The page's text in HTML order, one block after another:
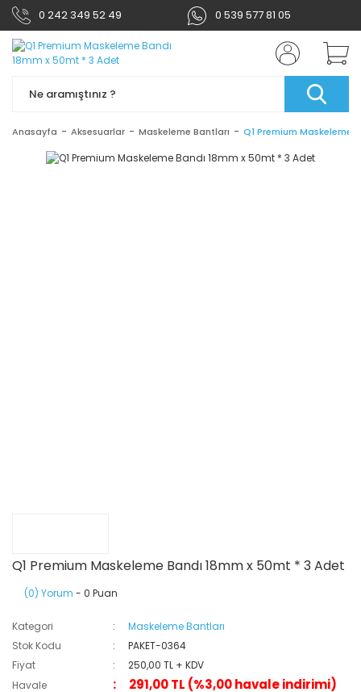
0 242 349 52 49 0 539 577 81 05
Anasayfa Aksesuarlar Maskeleme Bantları Q1 Premium Maskeleme
Q1 Premium Maskeleme Bandı 18mm x 50mt * 3 Adet
(0) Yorum - 0 Puan
Kategori
Maskeleme Bantları
Stok Kodu
PAKET-0364
Fiyat
250,00 TL + KDV
Havale
291,00 TL (%3,00 havale indirimi)